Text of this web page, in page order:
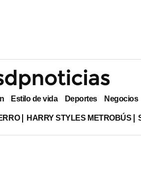
Estilo de vida Deportes Negocios
HARRY STYLES METROBÚS